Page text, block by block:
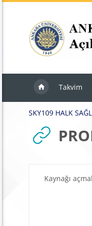
Takvim
SKY109 HALK
Tamamlama
Kaynağı